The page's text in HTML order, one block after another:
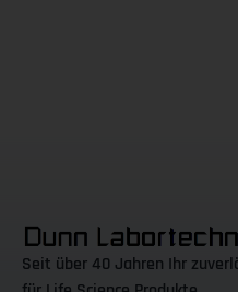
Seit über 40 Jahren Ihr